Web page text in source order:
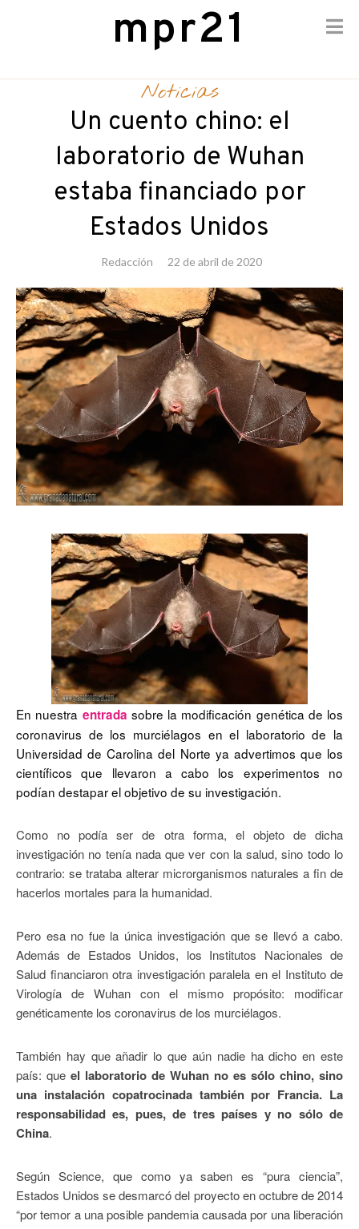
mpr21
Noticias
Un cuento chino: el
laboratorio de Wuhan
estaba financiado por
Estados Unidos
Redacción 22 de abril de 2020
En nuestra entrada sobre la modificación genética de los
coronavirus de los murciélagos en el laboratorio de la
Universidad de Carolina del Norte ya advertimos que los
científicos que llevaron a cabo los experimentos no
podían destapar el objetivo de su investigación.
Como no podía ser de otra forma, el objeto de dicha
investigación no tenía nada que ver con la salud, sino todo lo
contrario: se trataba alterar microrganismos naturales a fin de
hacerlos mortales para la humanidad.
Pero esa no fue la única investigación que se llevó a cabo.
Además de Estados Unidos, los Institutos Nacionales de
Salud financiaron otra investigación paralela en el Instituto de
Virología de Wuhan con el mismo propósito: modificar
genéticamente los coronavirus de los murciélagos.
También hay que añadir lo que aún nadie ha dicho en este
país: que el laboratorio de Wuhan no es sólo chino, sino
una instalación copatrocinada también por Francia. La
responsabilidad es, pues, de tres países y no sólo de
China.
Según Science, que como ya saben es “pura ciencia”,
Estados Unidos se desmarcó del proyecto en octubre de 2014
“por temor a una posible pandemia causada por una liberación